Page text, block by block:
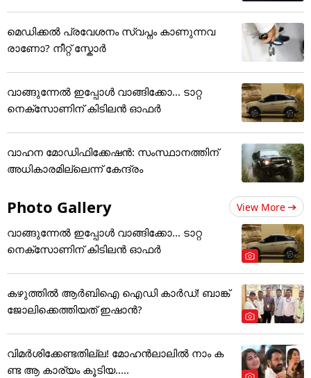
മെഡിക്കല്‍ പ്രവേശനം സ്വപ്നം കാണുന്നവ
രാണോ? നീറ്റ് സ്കോർ
വാങ്ങുന്നേൽ ഇപ്പോൾ വാങ്ങിക്കോ... ടാറ്റ
നെക്സോണിന് കിടിലൻ ഓഫർ
വാഹന മോഡിഫിക്കേഷൻ: സംസ്ഥാനത്തിന്
അ‌ധികാരമില്ലെന്ന് കേന്ദ്രം
Photo Gallery View More
വാങ്ങുന്നേൽ ഇപ്പോൾ വാങ്ങിക്കോ... ടാറ്റ
നെക്സോണിന് കിടിലൻ ഓഫർ
കഴുത്തില്‍ ആര്‍ബിഐ ഐഡി കാര്‍ഡ്! ബാങ്ക്
ജോലിക്കെത്തിയത് ഇഷാന്‍?
വിമർശിക്കേണ്ടതില്ല! മോഹൻലാലിൽ നാം ക
ണ്ട ആ കാര്യം കൂടിയ.....